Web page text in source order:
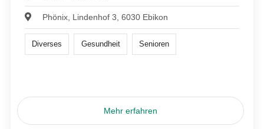
Phönix, Lindenhof 3, 6030 Ebikon
Diverses Gesundheit Senioren
Mehr erfahren